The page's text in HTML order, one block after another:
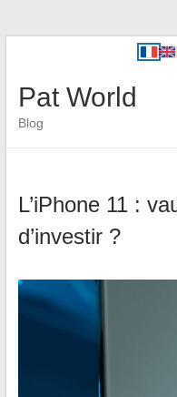
Pat World
Blog
L’iPhone 11 :
d’investir ?